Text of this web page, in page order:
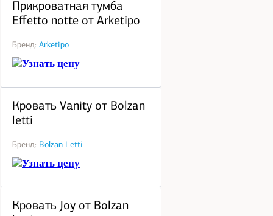
Прикроватная тумба
Effetto notte от Arketipo
Бренд: Arketipo
Узнать цену
Кровать Vanity от Bolzan
letti
Бренд: Bolzan Letti
Узнать цену
Кровать Joy от Bolzan